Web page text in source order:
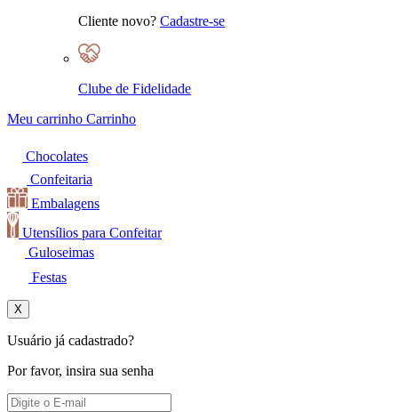
Cliente novo? Cadastre-se
Clube de Fidelidade
Meu carrinho Carrinho
Chocolates
Confeitaria
Embalagens
Utensílios para Confeitar
Guloseimas
Festas
X
Usuário já cadastrado?
Por favor, insira sua senha